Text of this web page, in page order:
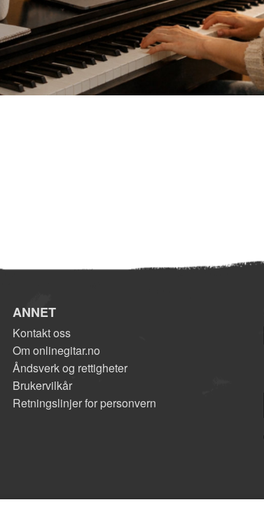
ANNET
Kontakt oss
Om onlinegitar.no
Åndsverk og rettigheter
Brukervilkår
Retningslinjer for personvern